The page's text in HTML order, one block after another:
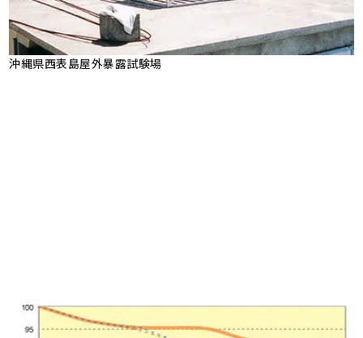
沖縄県西表島屋外暴露試験場